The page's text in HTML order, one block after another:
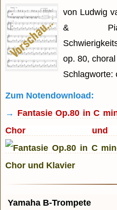
von Ludwig
&
op. 80,
Schlagworte:
Zum Notendownload:
→ Fantasie Op.80 in C
Chor
Yamaha B-Trompete